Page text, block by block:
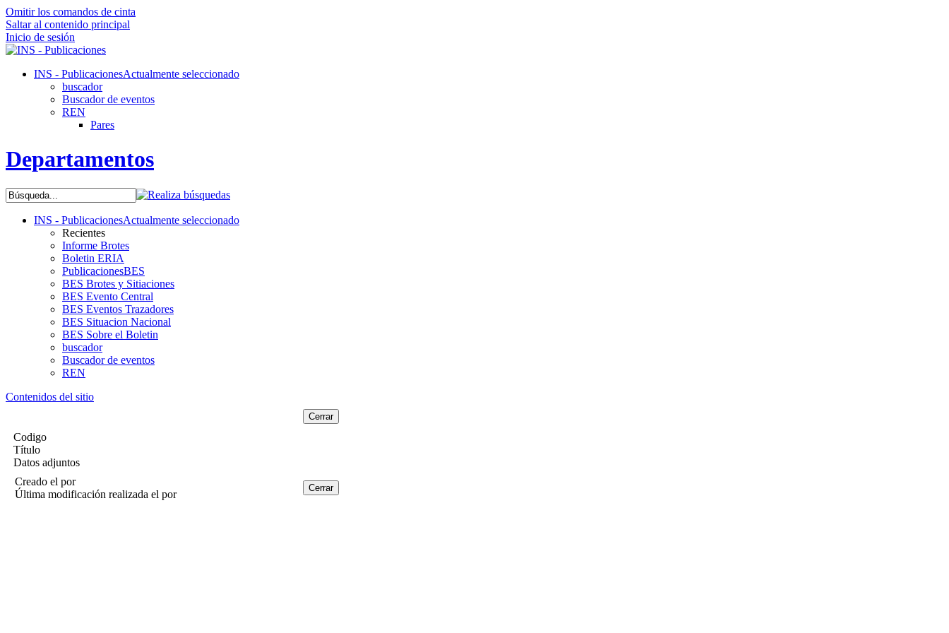
Omitir los comandos de cinta
Saltar al contenido principal
Inicio de sesión
INS - PublicacionesActualmente seleccionado
buscador
Buscador de eventos
REN
Pares
Departamentos
INS - PublicacionesActualmente seleccionado
Recientes
Informe Brotes
Boletin ERIA
PublicacionesBES
BES Brotes y Sitiaciones
BES Evento Central
BES Eventos Trazadores
BES Situacion Nacional
BES Sobre el Boletin
buscador
Buscador de eventos
REN
Contenidos del sitio
Codigo
Título
Datos adjuntos
Creado el por
Última modificación realizada el por